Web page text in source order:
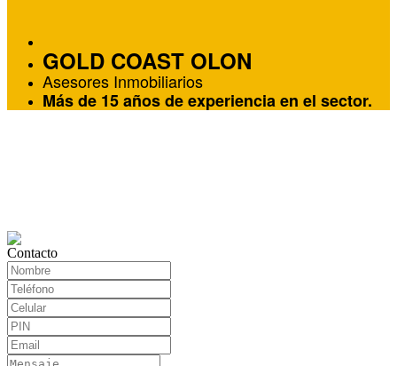
GOLD COAST OLON
Asesores Inmobiliarios
Más de 15 años de experiencia en el sector.
Contacto